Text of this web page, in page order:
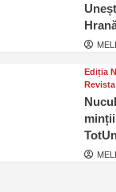
MELL
Ediția
MELL